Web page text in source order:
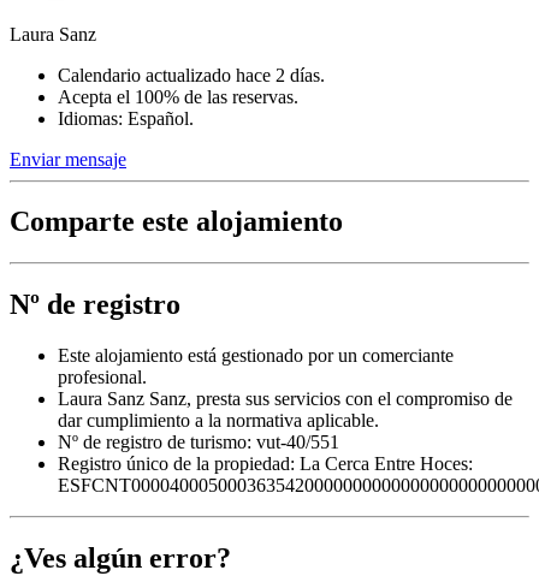
Laura Sanz
Calendario actualizado hace 2 días.
Acepta el 100% de las reservas.
Idiomas: Español.
Enviar mensaje
Comparte este alojamiento
Nº de registro
Este alojamiento está gestionado por un comerciante
profesional.
Laura Sanz Sanz, presta sus servicios con el compromiso de
dar cumplimiento a la normativa aplicable.
Nº de registro de turismo: vut-40/551
Registro único de la propiedad: La Cerca Entre Hoces:
¿Ves algún error?